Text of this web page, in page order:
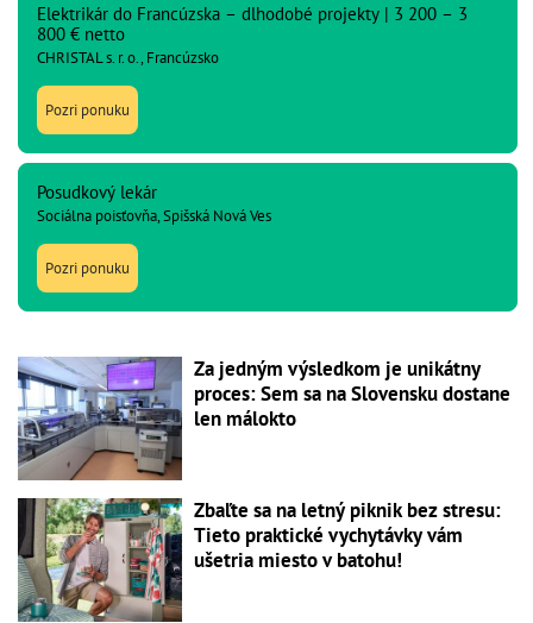
Elektrikár do Francúzska – dlhodobé projekty | 3 200 – 3
800 € netto
CHRISTAL s. r. o., Francúzsko
Pozri ponuku
Posudkový lekár
Sociálna poisťovňa, Spišská Nová Ves
Pozri ponuku
Za jedným výsledkom je unikátny
proces: Sem sa na Slovensku dostane
len málokto
Zbaľte sa na letný piknik bez stresu:
Tieto praktické vychytávky vám
ušetria miesto v batohu!